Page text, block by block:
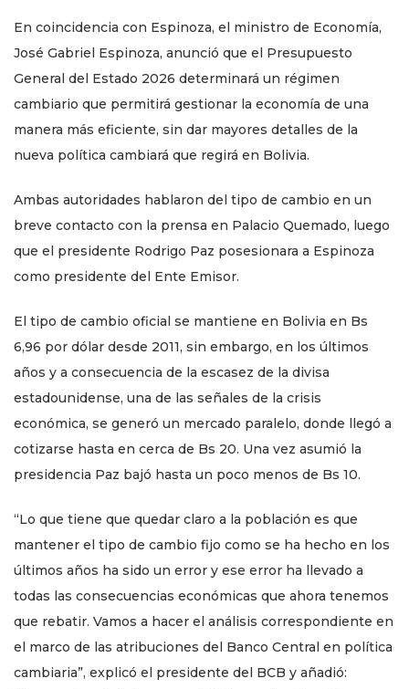
En coincidencia con Espinoza, el ministro de Economía,
José Gabriel Espinoza, anunció que el Presupuesto
General del Estado 2026 determinará un régimen
cambiario que permitirá gestionar la economía de una
manera más eficiente, sin dar mayores detalles de la
nueva política cambiará que regirá en Bolivia.
Ambas autoridades hablaron del tipo de cambio en un
breve contacto con la prensa en Palacio Quemado, luego
que el presidente Rodrigo Paz posesionara a Espinoza
como presidente del Ente Emisor.
El tipo de cambio oficial se mantiene en Bolivia en Bs
6,96 por dólar desde 2011, sin embargo, en los últimos
años y a consecuencia de la escasez de la divisa
estadounidense, una de las señales de la crisis
económica, se generó un mercado paralelo, donde llegó a
cotizarse hasta en cerca de Bs 20. Una vez asumió la
presidencia Paz bajó hasta un poco menos de Bs 10.
“Lo que tiene que quedar claro a la población es que
mantener el tipo de cambio fijo como se ha hecho en los
últimos años ha sido un error y ese error ha llevado a
todas las consecuencias económicas que ahora tenemos
que rebatir. Vamos a hacer el análisis correspondiente en
el marco de las atribuciones del Banco Central en política
cambiaria”, explicó el presidente del BCB y añadió: